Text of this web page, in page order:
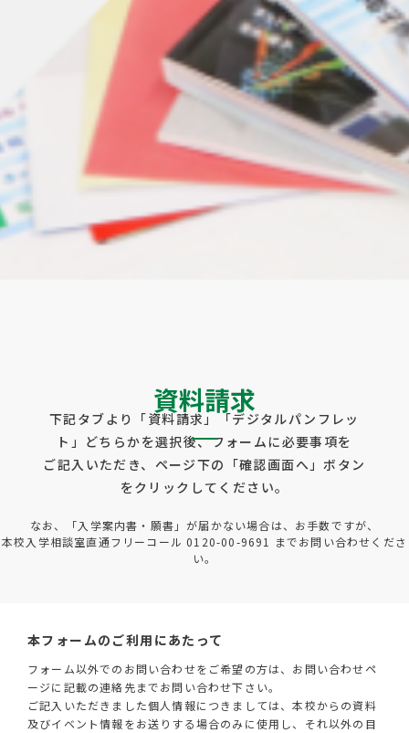
資料請求
下記タブより「資料請求」「デジタルパンフレッ
ト」どちらかを選択後、フォームに必要事項を
ご記入いただき、ページ下の「確認画面へ」ボタン
をクリックしてください。
なお、「入学案内書・願書」が届かない場合は、お手数ですが、
本校入学相談室直通フリーコール 0120-00-9691 までお問い合わせくださ
い。
本フォームのご利用にあたって
フォーム以外でのお問い合わせをご希望の方は、お問い合わせペ
ージに記載の連絡先までお問い合わせ下さい。
ご記入いただきました個人情報につきましては、本校からの資料
及びイベント情報をお送りする場合のみに使用し、それ以外の目